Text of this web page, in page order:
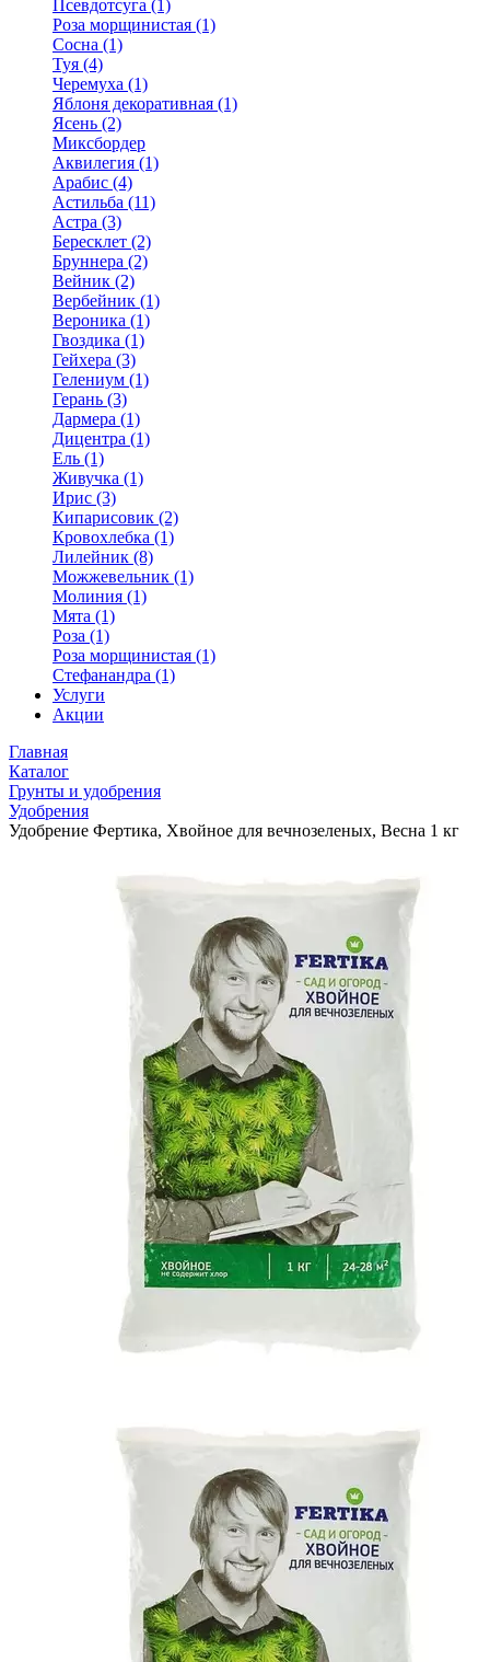
Псевдотсуга (1)
Роза морщинистая (1)
Сосна (1)
Туя (4)
Черемуха (1)
Яблоня декоративная (1)
Ясень (2)
Миксбордер
Аквилегия (1)
Арабис (4)
Астильба (11)
Астра (3)
Бересклет (2)
Бруннера (2)
Вейник (2)
Вербейник (1)
Вероника (1)
Гвоздика (1)
Гейхера (3)
Гелениум (1)
Герань (3)
Дармера (1)
Дицентра (1)
Ель (1)
Живучка (1)
Ирис (3)
Кипарисовик (2)
Кровохлебка (1)
Лилейник (8)
Можжевельник (1)
Молиния (1)
Мята (1)
Роза (1)
Роза морщинистая (1)
Стефанандра (1)
Услуги
Акции
Главная
Каталог
Грунты и удобрения
Удобрения
Удобрение Фертика, Хвойное для вечнозеленых, Весна 1 кг